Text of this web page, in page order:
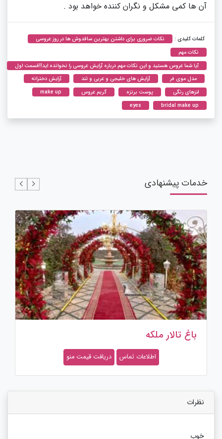
آن ها کمی مشکل و نگران کننده خواهد بود .
کلمات کلیدی :
نکات ضروری برای داشتن بهترین ساقدوش ها در روز عروسی
نکات مهم
آیا شما عروس هستید و این نکات مهم درباره آرایش عروسی را نخوانده اید!!قسمت اول
مدل موی فر
آرایش های خلیجی و عربی و تند
آرایش دخترانه
لنزهای رنگی
پوست برنزه گریم عروس
make up
bridal make up
eyes
خدمات پیشنهادی
باغ تالار ملکه
اطلاعات تماس دریافت قیمت منو
نظرات
خوب